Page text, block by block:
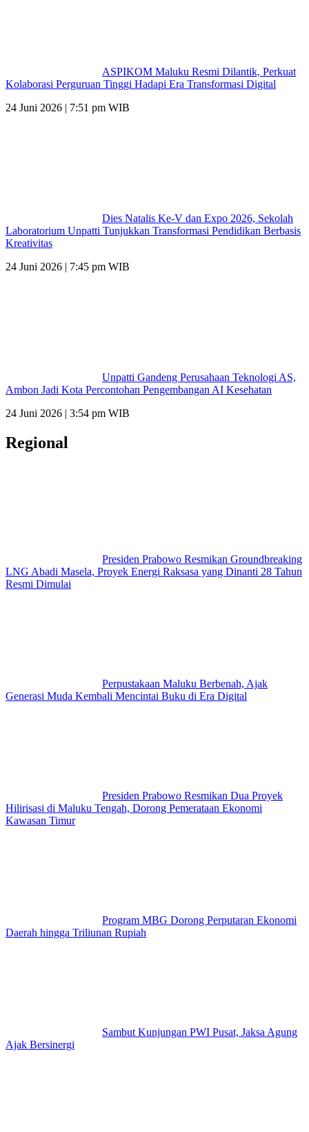
ASPIKOM Maluku Resmi Dilantik, Perkuat
Kolaborasi Perguruan Tinggi Hadapi Era Transformasi Digital
24 Juni 2026 | 7:51 pm WIB
Dies Natalis Ke-V dan Expo 2026, Sekolah
Laboratorium Unpatti Tunjukkan Transformasi Pendidikan Berbasis
Kreativitas
24 Juni 2026 | 7:45 pm WIB
Unpatti Gandeng Perusahaan Teknologi AS,
Ambon Jadi Kota Percontohan Pengembangan AI Kesehatan
24 Juni 2026 | 3:54 pm WIB
Regional
Presiden Prabowo Resmikan Groundbreaking
LNG Abadi Masela, Proyek Energi Raksasa yang Dinanti 28 Tahun
Resmi Dimulai
Perpustakaan Maluku Berbenah, Ajak
Generasi Muda Kembali Mencintai Buku di Era Digital
Presiden Prabowo Resmikan Dua Proyek
Hilirisasi di Maluku Tengah, Dorong Pemerataan Ekonomi
Kawasan Timur
Program MBG Dorong Perputaran Ekonomi
Daerah hingga Triliunan Rupiah
Sambut Kunjungan PWI Pusat, Jaksa Agung
Ajak Bersinergi